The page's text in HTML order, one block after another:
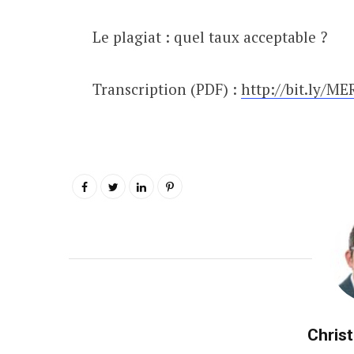
Le plagiat : quel taux acceptable ?
Transcription (PDF) : http://bit.ly/